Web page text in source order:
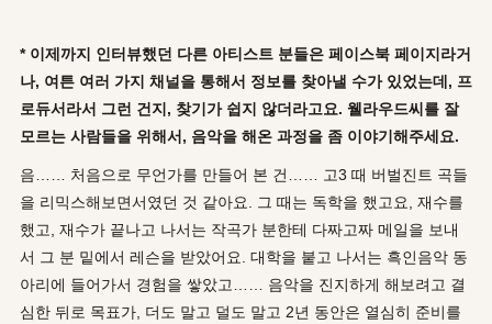
* 이제까지 인터뷰했던 다른 아티스트 분들은 페이스북 페이지라거
나, 여튼 여러 가지 채널을 통해서 정보를 찾아낼 수가 있었는데, 프
로듀서라서 그런 건지, 찾기가 쉽지 않더라고요. 웰라우드씨를 잘
모르는 사람들을 위해서, 음악을 해온 과정을 좀 이야기해주세요.
음…… 처음으로 무언가를 만들어 본 건…… 고3 때 버벌진트 곡들
을 리믹스해보면서였던 것 같아요. 그 때는 독학을 했고요, 재수를
했고, 재수가 끝나고 나서는 작곡가 분한테 다짜고짜 메일을 보내
서 그 분 밑에서 레슨을 받았어요. 대학을 붙고 나서는 흑인음악 동
아리에 들어가서 경험을 쌓았고…… 음악을 진지하게 해보려고 결
심한 뒤로 목표가, 더도 말고 덜도 말고 2년 동안은 열심히 준비를